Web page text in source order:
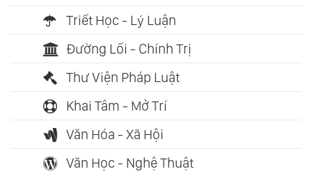
Triết Học - Lý Luận
Đường Lối - Chính Trị
Thư Viện Pháp Luật
Khai Tâm - Mở Trí
Văn Hóa - Xã Hội
Văn Học - Nghệ Thuật